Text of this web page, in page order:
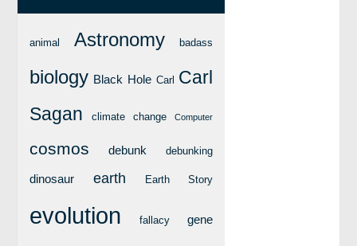
বিজ্ঞানযাত্রায় লেখা জমা দেয়ার নির্দেশনাসমূহ
তথ্য ও যোগাযোগ
লক্ষ্য ও উদ্দেশ্য
যোগাযোগ
animal Astronomy badass
biology Black Hole Carl Carl
Sagan
climate change Computer
cosmos debunk debunking
dinosaur earth Earth Story
evolution fallacy gene